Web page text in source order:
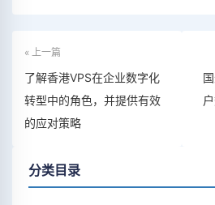
« 上一篇
了解香港VPS在企业数字化
转型中的角色，并提供有效
的应对策略
分类目录